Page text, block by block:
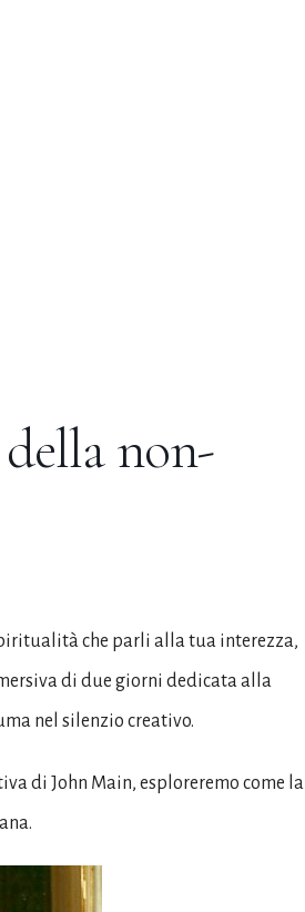
non-
che parli alla tua interezza,
di due giorni dedicata alla
nel silenzio creativo.
di John Main, esploreremo come la